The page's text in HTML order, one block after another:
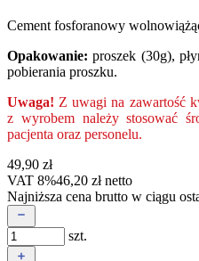
Cement fosforanowy
Opakowanie: proszek (30g),
pobierania proszku.
Uwaga! Z uwagi na zawartość
z wyrobem należy stosować
pacjenta oraz personelu.
49,90 zł
VAT 8%46,20 złnetto
Najniższa cena brutto w ciągu
szt.